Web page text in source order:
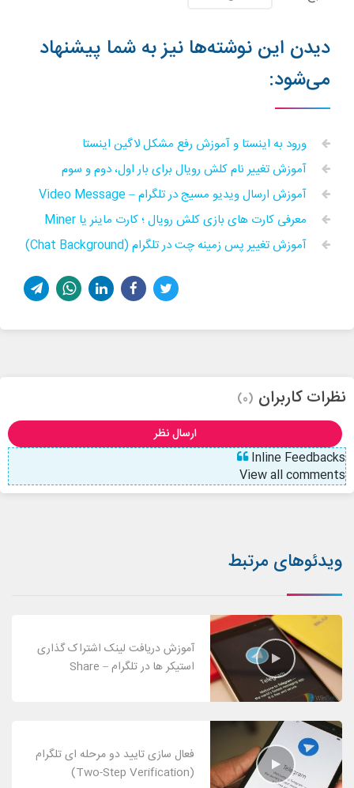
دیدن این نوشته‌ها نیز به شما پیشنهاد
می‌شود:
ورود به اینستا و آموزش رفع مشکل لاگین اینستا
آموزش تغییر نام کلش رویال برای بار اول، دوم و سوم
آموزش ارسال ویدیو مسیج در تلگرام – Video Message
معرفی کارت های بازی کلش رویال ؛ کارت ماینر یا Miner
آموزش تغییر پس زمینه چت در تلگرام (Chat Background)
نظرات کاربران (0)
ارسال نظر
Inline Feedbacks
View all comments
ویدئوهای مرتبط
آموزش دریافت لینک اشتراک گذاری
استیکر ها در تلگرام – Share
فعال سازی تایید دو مرحله ای تلگرام
(Two-Step Verification)